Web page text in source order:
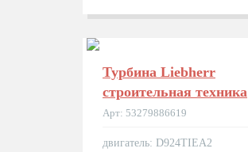
Турбина Liebherr
строительная техника
Арт: 53279886619
двигатель: D924TIEA2